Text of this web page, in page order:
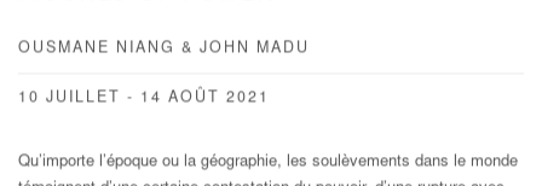
OUSMANE NIANG & JOHN MADU
10 JUILLET - 14 AOÛT 2021
Qu’importe l’époque ou la géographie, les soulèvements dans le monde